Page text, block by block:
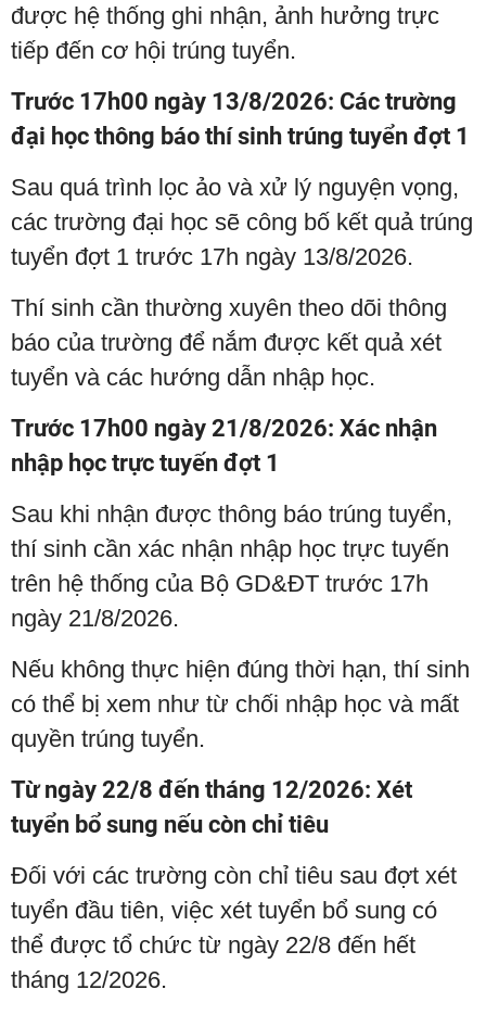
được hệ thống ghi nhận, ảnh hưởng trực
tiếp đến cơ hội trúng tuyển.
Trước 17h00 ngày 13/8/2026: Các trường
đại học thông báo thí sinh trúng tuyển đợt 1
Sau quá trình lọc ảo và xử lý nguyện vọng,
các trường đại học sẽ công bố kết quả trúng
tuyển đợt 1 trước 17h ngày 13/8/2026.
Thí sinh cần thường xuyên theo dõi thông
báo của trường để nắm được kết quả xét
tuyển và các hướng dẫn nhập học.
Trước 17h00 ngày 21/8/2026: Xác nhận
nhập học trực tuyến đợt 1
Sau khi nhận được thông báo trúng tuyển,
thí sinh cần xác nhận nhập học trực tuyến
trên hệ thống của Bộ GD&ĐT trước 17h
ngày 21/8/2026.
Nếu không thực hiện đúng thời hạn, thí sinh
có thể bị xem như từ chối nhập học và mất
quyền trúng tuyển.
Từ ngày 22/8 đến tháng 12/2026: Xét
tuyển bổ sung nếu còn chỉ tiêu
Đối với các trường còn chỉ tiêu sau đợt xét
tuyển đầu tiên, việc xét tuyển bổ sung có
thể được tổ chức từ ngày 22/8 đến hết
tháng 12/2026.